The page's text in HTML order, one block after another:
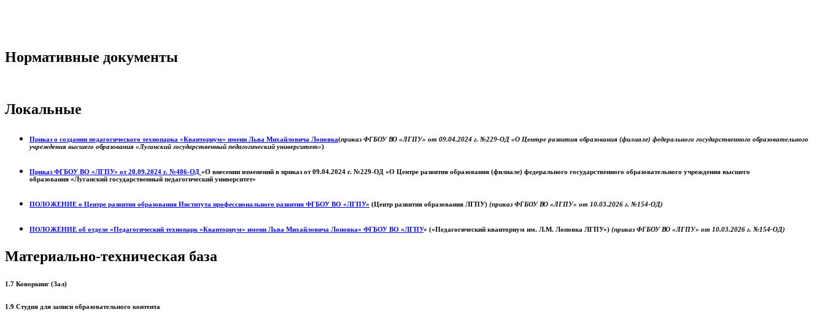
Нормативные документы
Локальные
Приказ о создании педагогического технопарка «Кванториум» имени Льва Михайловича Лоповка(приказ ФГБОУ ВО «ЛГПУ» от 09.04.2024 г. №229-ОД «О Центре развития образования (филиале) федерального государственного образовательного
учреждения высшего образования «Луганский государственный педагогический университет»)
Приказ ФГБОУ ВО «ЛГПУ» от 20.09.2024 г. №486-ОД «О внесении изменений в приказ от 09.04.2024 г. №229-ОД «О Центре развития образования (филиале) федерального государственного образовательного учреждения высшего
образования «Луганский государственный педагогический университет»
ПОЛОЖЕНИЕ о Центре развития образования Института профессионального развития ФГБОУ ВО «ЛГПУ» (Центр развития образования ЛГПУ) (приказ ФГБОУ ВО «ЛГПУ» от 10.03.2026 г. №154-ОД)
ПОЛОЖЕНИЕ об отделе «Педагогический технопарк «Кванториум» имени Льва Михайловича Лоповка» ФГБОУ ВО «ЛГПУ» («Педагогический кванториум им. Л.М. Лоповка ЛГПУ») (приказ ФГБОУ ВО «ЛГПУ» от 10.03.2026 г. №154-ОД)
Материально-техническая база
1.7 Коворкинг (Зал)
1.9 Студия для записи образовательного контента